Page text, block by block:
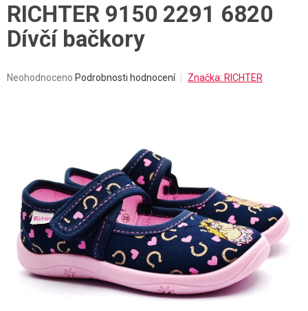
RICHTER 9150 2291 6820
Dívčí bačkory
Průměrné
Neohodnoceno Podrobnosti hodnocení Značka: RICHTER